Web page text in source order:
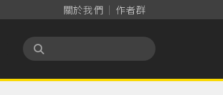
關於我們 作者群